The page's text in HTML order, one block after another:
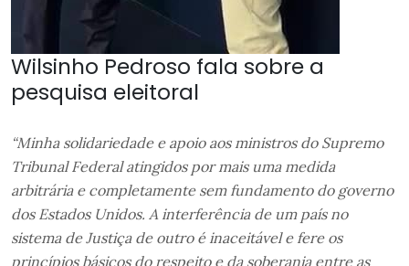
Wilsinho Pedroso fala sobre a
pesquisa eleitoral
“Minha solidariedade e apoio aos ministros do Supremo
Tribunal Federal atingidos por mais uma medida
arbitrária e completamente sem fundamento do governo
dos Estados Unidos. A interferência de um país no
sistema de Justiça de outro é inaceitável e fere os
princípios básicos do respeito e da soberania entre as